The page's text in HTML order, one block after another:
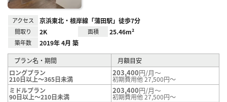
アクセス 京浜東北・根岸線「蒲田駅」徒歩7分
間取り 2K 面積 25.46m²
築年数 2019年 4月 築
プラン名・期間
月額目安
ロングプラン
210日以上～365日未満
203,400円/月～
初期費用他 27,500円～
ミドルプラン
90日以上～210日未満
203,400円/月～
初期費用他 27,500円～